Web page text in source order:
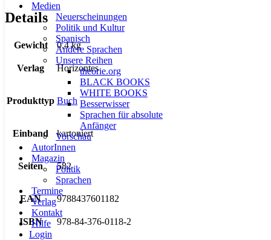
Medien
Neuerscheinungen
Politik und Kultur
Spanisch
Andere Sprachen
Unsere Reihen
theorie.org
BLACK BOOKS
WHITE BOOKS
Besserwisser
Sprachen für absolute
Anfänger
Vorschau
AutorInnen
Magazin
Politik
Sprachen
Termine
Verlag
Kontakt
Hilfe
Login
Details
Gewicht 0,4 kg
Verlag Horizontes
Produkttyp Buch
Einband kartoniert
Seiten 582
EAN 9788437601182
ISBN 978-84-376-0118-2